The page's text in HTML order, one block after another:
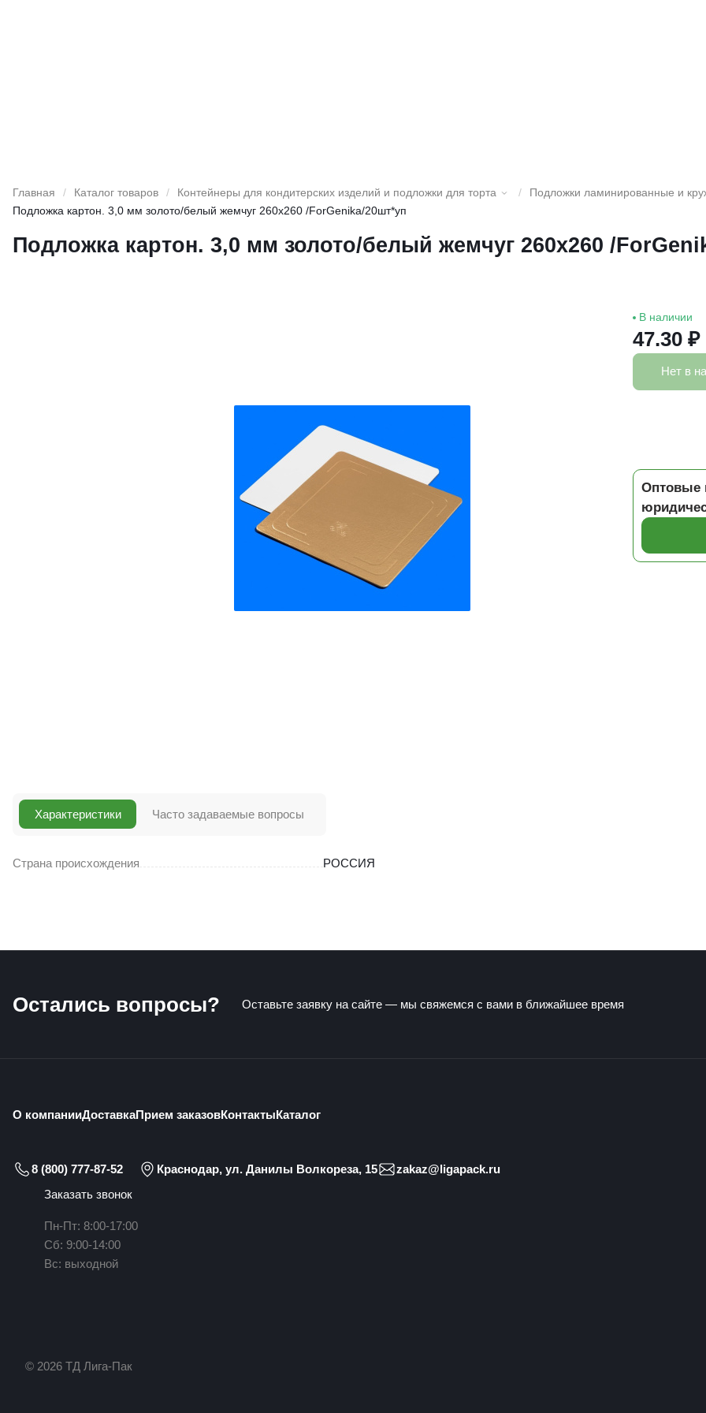
Главная / Каталог товаров / Контейнеры для кондитерских изделий и подложки для торта / Подложки ламинированные и
Подложка картон. 3,0 мм золото/белый жемчуг 260х260 /ForGenika/20шт*уп
Подложка картон. 3,0 мм золото/белый жемчуг 260х260 /
В наличии
47.30 ₽
Нет в
Оптовые
Характеристики
Страна происхождения РОССИЯ
Часто задаваемые вопросы
Остались вопросы? Оставьте заявку на сайте — мы свяжемся с вами в ближайшее время
О компанииДоставкаПрием заказовКонтактыКаталог
8 (800) 777-87-52
Заказать звонок
Пн-Пт: 8:00-17:00
Сб: 9:00-14:00
Вс: выходной
Краснодар, ул. Данилы Волкореза, 15 zakaz@ligapack.ru
© 2026 ТД Лига-Пак